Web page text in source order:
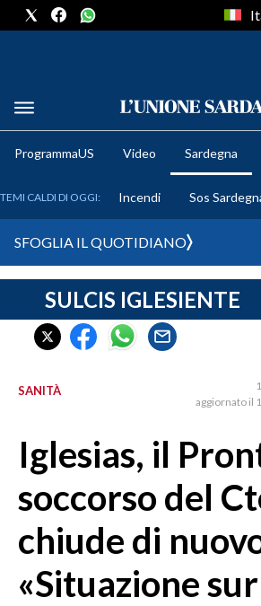
METEO
CRONACA SARDEGNA
CAGLIARI
SULCIS IGLESIENTE
SASSARI E PROVINCIA
GALLURA
OGLIASTRA
AGENDA
ProgrammaUS Video Sardegna
TEMI CALDI DI OGGI: Incendi Sos
SFOGLIA IL QUOTIDIANO
SULCIS IGLESIENTE
SANITÀ
aggiornato il
Iglesias, il
soccorso del
chiude di
«Situazione